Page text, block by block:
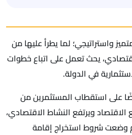
واستراتيجي؛ لما يطرأ عليها من
يحث تعمل على اتباع خطوات
في الدولة.
على استقطاب المستثمرين من
ويرتفع النشاط الاقتصادي،
وضعت شروط استخراج إقامة